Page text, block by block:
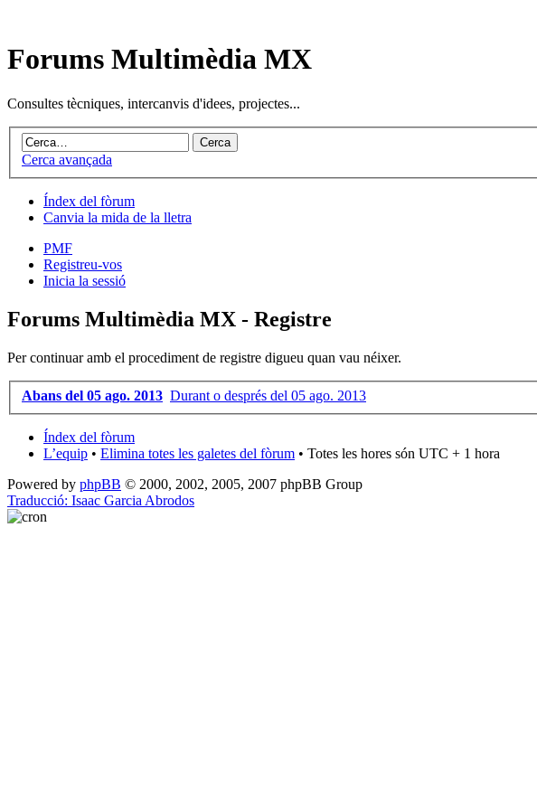
Forums Multimèdia MX
Consultes tècniques, intercanvis d'idees, projectes...
Cerca avançada
Índex del fòrum
Canvia la mida de la lletra
PMF
Registreu-vos
Inicia la sessió
Forums Multimèdia MX - Registre
Per continuar amb el procediment de registre digueu quan vau néixer.
Abans del 05 ago. 2013 Durant o després del 05 ago. 2013
Índex del fòrum
L’equip • Elimina totes les galetes del fòrum • Totes les hores són UTC + 1 hora
Powered by phpBB © 2000, 2002, 2005, 2007 phpBB Group
Traducció: Isaac Garcia Abrodos